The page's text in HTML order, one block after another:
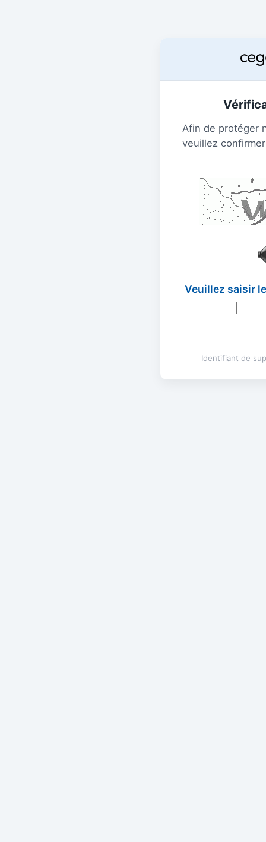
Afin de protéger
veuillez
Veuillez saisir
Identifiant de